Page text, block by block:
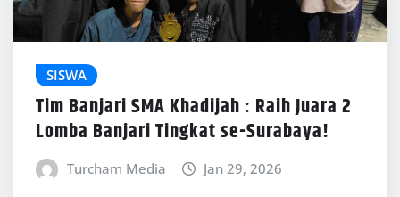
SISWA
Tim Banjari SMA Khadijah : Raih Juara 2
Lomba Banjari Tingkat se-Surabaya!
Turcham Media Jan 29, 2026